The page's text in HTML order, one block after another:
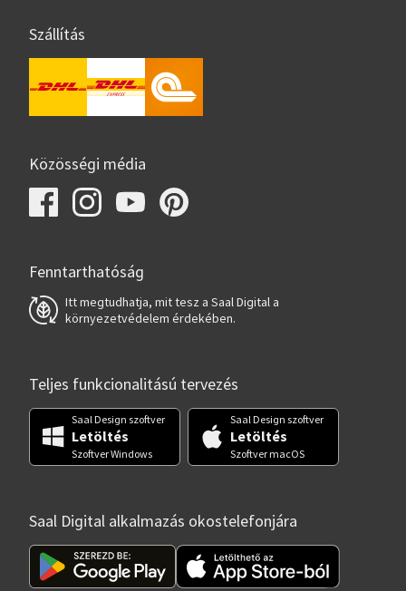
Szállítás
Közösségi média
Fenntarthatóság
Itt megtudhatja, mit tesz a Saal Digital a
környezetvédelem érdekében.
Teljes funkcionalitású tervezés
Saal Design szoftver
Letöltés
Szoftver Windows
Saal Design szoftver
Letöltés
Szoftver macOS
Saal Digital alkalmazás okostelefonjára